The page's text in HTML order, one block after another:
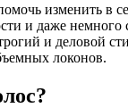
изменить в
и даже немного
и деловой
локонов.